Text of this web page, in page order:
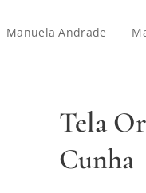
Manuela Andrade
Tela
Cunha